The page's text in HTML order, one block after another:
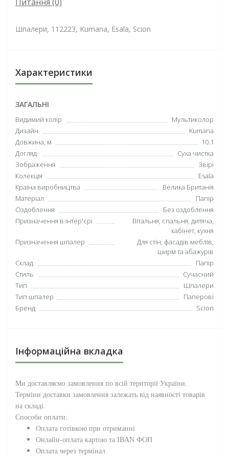
Шпалери, 112223, Kumana, Esala, Scion
Характеристики
ЗАГАЛЬНІ
Видимий колір
Мультиколор
Дизайн
Kumana
Довжина, м
10.1
Догляд
Суха чистка
Зображення
Звірі
Колекція
Esala
Країна виробництва
Велика Британія
Матеріал
Папір
Оздоблення
Без оздоблення
Призначення в інтер'єрі
Вітальня, спальня, дитяча,
кабінет, кухня
Призначення шпалер
Для стін, фасадів меблів,
ширм та абажурів
Склад
Папір
Стиль
Сучасний
Тип
Шпалери
Тип шпалер
Паперові
Бренд
Scion
Інформаційна вкладка
Ми доставляємо замовлення по всій території України.
Терміни доставки замовлення залежать від наявності товарів
на складі.
Способи оплати:
Оплата готівкою при отриманні
Онлайн-оплата картою та IBAN ФОП
Оплата через термінал